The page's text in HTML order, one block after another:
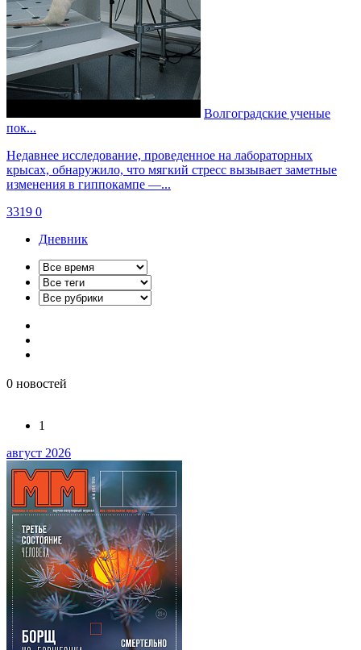
Волгоградские ученые
пок...
Недавнее исследование, проведенное на лабораторных
крысах, обнаружило, что мягкий стресс вызывает заметные
изменения в гиппокампе —...
3319 0
Дневник
0 новостей
1
август 2026